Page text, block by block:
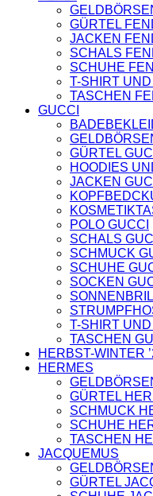
SCHALS
JIMMY CHOO
MIU MIU
GÜRTEL
JACKEN
NIKE
AMI PARIS
CHLOE
GÜRTEL
SCHALS
T-
TOPS
LOEWE
GÜRTEL
GÜRTEL
JACKEN
SCHALS
SCHUHE
T-SHIRT
TASCHEN
GUCCI
GÜRTEL
HOODIES
JACKEN
POLO GUCCI
SCHALS
SCHMUCK
SCHUHE
SOCKEN
T-SHIRT
TASCHEN
HERBST-WINTER
HERMES
GÜRTEL
SCHMUCK
SCHUHE
TASCHEN
JACQUEMUS
GÜRTEL